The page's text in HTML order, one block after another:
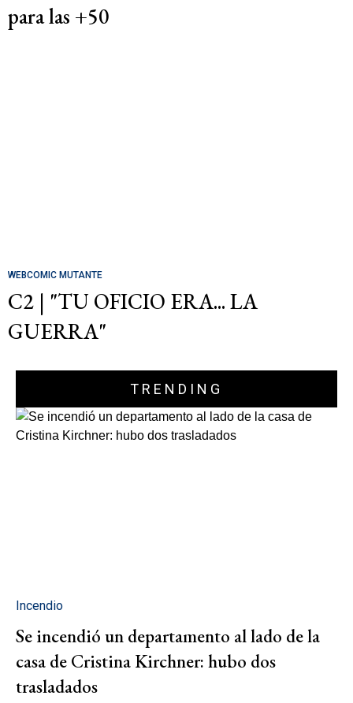
para las +50
WEBCOMIC MUTANTE
C2 | "TU OFICIO ERA... LA
GUERRA"
TRENDING
Incendio
Se incendió un departamento al lado de la
casa de Cristina Kirchner: hubo dos
trasladados